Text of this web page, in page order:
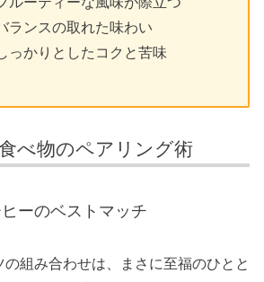
ランスの取れた味わい
っかりとしたコクと苦味
べ物のペアリング術
ーのベストマッチ
の組み合わせは、まさに至福のひとと